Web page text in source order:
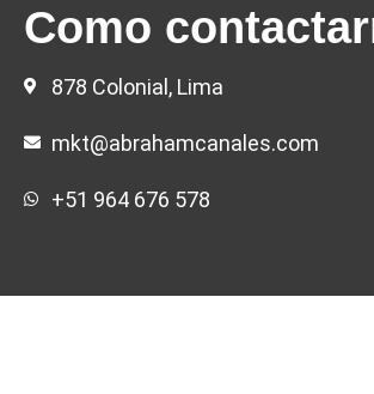
Como
878 Colonial, Lima
mkt@abrahamcanales.com
+51 964 676 578